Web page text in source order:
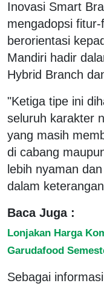
Inovasi Smart
mengadopsi
berorientasi
Mandiri hadir
Hybrid Branch
"Ketiga tipe ini
seluruh karakter
yang masih
di cabang
lebih nyaman
dalam
Baca Juga :
Lonjakan Harga
Garudafood
Sebagai